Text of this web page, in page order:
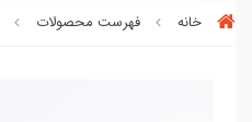
خانه فهرست محصولات